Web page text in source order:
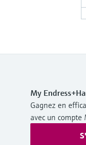
My
Gagnez en
avec un compte